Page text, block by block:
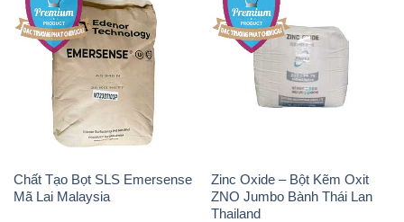
Chất Tạo Bọt SLS Emersense
Mã Lai Malaysia
Zinc Oxide – Bột Kẽm Oxit
ZNO Jumbo Bành Thái Lan
Thailand